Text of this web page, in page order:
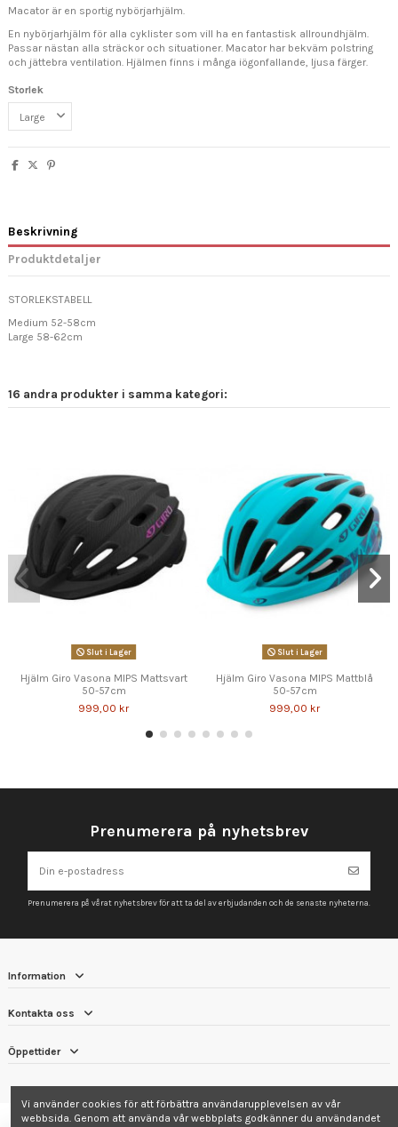
Macator är en sportig nybörjarhjälm.
En nybörjarhjälm för alla cyklister som vill ha en fantastisk allroundhjälm.
Passar nästan alla sträckor och situationer. Macator har bekväm polstring
och jättebra ventilation. Hjälmen finns i många iögonfallande, ljusa färger.
Storlek
Beskrivning
Produktdetaljer
STORLEKSTABELL
Medium 52-58cm
Large 58-62cm
16 andra produkter i samma kategori:
Slut i Lager
Hjälm Giro Vasona MIPS Mattsvart
50-57cm
999,00 kr
Slut i Lager
Hjälm Giro Vasona MIPS Mattblå
50-57cm
999,00 kr
Prenumerera på nyhetsbrev
Prenumerera på vårat nyhetsbrev för att ta del av erbjudanden och de senaste nyheterna.
Information
Kontakta oss
Öppettider
Vi använder cookies för att förbättra användarupplevelsen av vår
webbsida. Genom att använda vår webbplats godkänner du användandet